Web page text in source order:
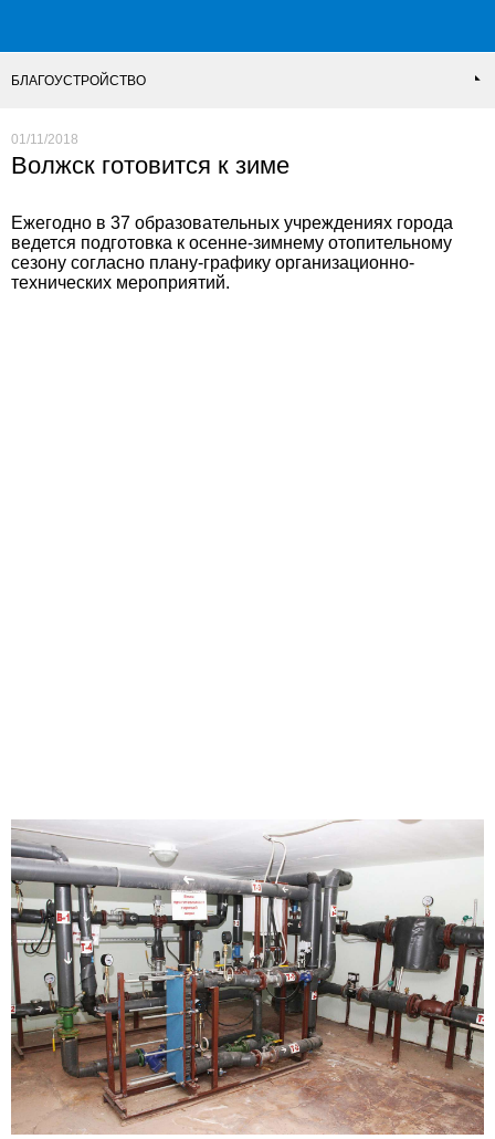
БЛАГОУСТРОЙСТВО
01/11/2018
Волжск готовится к зиме
Ежегодно в 37 образовательных учреждениях города
ведется подготовка к осенне-зимнему отопительному
сезону согласно плану-графику организационно-
технических мероприятий.